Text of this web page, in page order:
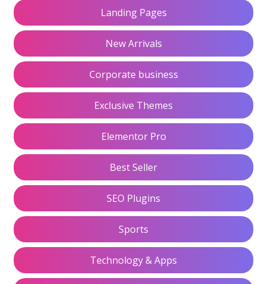
Landing Pages
New Arrivals
Corporate business
Exclusive Themes
Elementor Pro
Best Seller
SEO Plugins
Sports
Technology & Apps